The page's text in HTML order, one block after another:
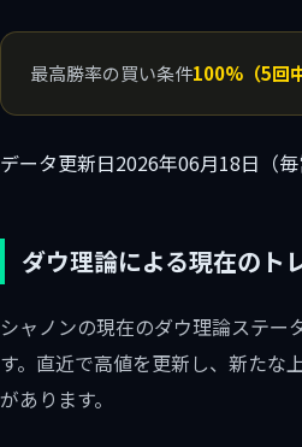
最高勝率の買い条件100%（5回
データ更新日2026年06月18日（毎
ダウ理論による現在のト
シャノンの現在のダウ理論ステー
す。直近で高値を更新し、新たな
があります。